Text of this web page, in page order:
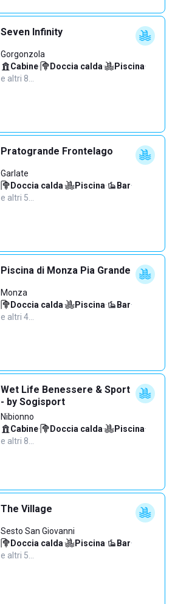
Seven Infinity
Gorgonzola
Cabine· Doccia calda· Piscina·
e altri 8…
Pratogrande Frontelago
Garlate
Doccia calda· Piscina· Bar·
e altri 5…
Piscina di Monza Pia Grande
Monza
Doccia calda· Piscina· Bar·
e altri 4…
Wet Life Benessere & Sport
- by Sogisport
Nibionno
Cabine· Doccia calda· Piscina·
e altri 8…
The Village
Sesto San Giovanni
Doccia calda· Piscina· Bar·
e altri 5…